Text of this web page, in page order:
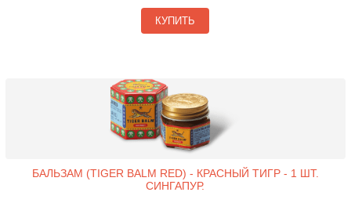
КУПИТЬ
БАЛЬЗАМ (TIGER BALM RED) - КРАСНЫЙ ТИГР - 1 ШТ.
СИНГАПУР.